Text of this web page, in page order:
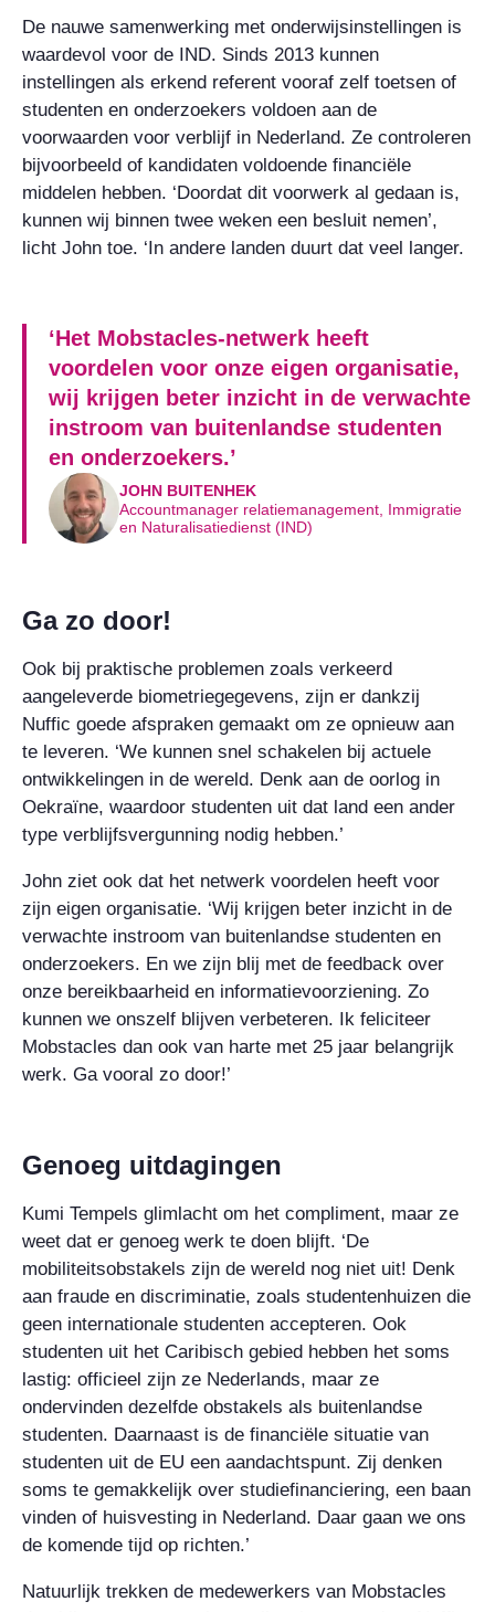
De nauwe samenwerking met onderwijsinstellingen is
waardevol voor de IND. Sinds 2013 kunnen
instellingen als erkend referent vooraf zelf toetsen of
studenten en onderzoekers voldoen aan de
voorwaarden voor verblijf in Nederland. Ze controleren
bijvoorbeeld of kandidaten voldoende financiële
middelen hebben. ‘Doordat dit voorwerk al gedaan is,
kunnen wij binnen twee weken een besluit nemen’,
licht John toe. ‘In andere landen duurt dat veel langer.
‘Het Mobstacles-netwerk heeft
voordelen voor onze eigen organisatie,
wij krijgen beter inzicht in de verwachte
instroom van buitenlandse studenten
en onderzoekers.’
JOHN BUITENHEK
Accountmanager relatiemanagement, Immigratie
en Naturalisatiedienst (IND)
Ga zo door!
Ook bij praktische problemen zoals verkeerd
aangeleverde biometriegegevens, zijn er dankzij
Nuffic goede afspraken gemaakt om ze opnieuw aan
te leveren. ‘We kunnen snel schakelen bij actuele
ontwikkelingen in de wereld. Denk aan de oorlog in
Oekraïne, waardoor studenten uit dat land een ander
type verblijfsvergunning nodig hebben.’
John ziet ook dat het netwerk voordelen heeft voor
zijn eigen organisatie. ‘Wij krijgen beter inzicht in de
verwachte instroom van buitenlandse studenten en
onderzoekers. En we zijn blij met de feedback over
onze bereikbaarheid en informatievoorziening. Zo
kunnen we onszelf blijven verbeteren. Ik feliciteer
Mobstacles dan ook van harte met 25 jaar belangrijk
werk. Ga vooral zo door!’
Genoeg uitdagingen
Kumi Tempels glimlacht om het compliment, maar ze
weet dat er genoeg werk te doen blijft. ‘De
mobiliteitsobstakels zijn de wereld nog niet uit! Denk
aan fraude en discriminatie, zoals studentenhuizen die
geen internationale studenten accepteren. Ook
studenten uit het Caribisch gebied hebben het soms
lastig: officieel zijn ze Nederlands, maar ze
ondervinden dezelfde obstakels als buitenlandse
studenten. Daarnaast is de financiële situatie van
studenten uit de EU een aandachtspunt. Zij denken
soms te gemakkelijk over studiefinanciering, een baan
vinden of huisvesting in Nederland. Daar gaan we ons
de komende tijd op richten.’
Natuurlijk trekken de medewerkers van Mobstacles